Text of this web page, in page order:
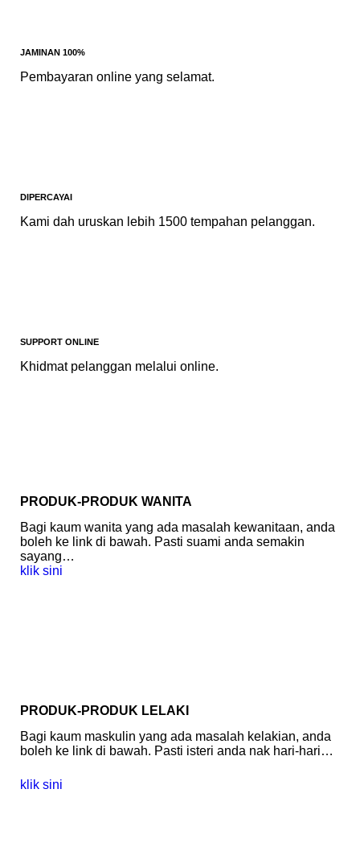
JAMINAN 100%
Pembayaran online yang selamat.
DIPERCAYAI
Kami dah uruskan lebih 1500 tempahan pelanggan.
SUPPORT ONLINE
Khidmat pelanggan melalui online.
PRODUK-PRODUK WANITA
Bagi kaum wanita yang ada masalah kewanitaan, anda
boleh ke link di bawah. Pasti suami anda semakin
sayang…
klik sini
PRODUK-PRODUK LELAKI
Bagi kaum maskulin yang ada masalah kelakian, anda
boleh ke link di bawah. Pasti isteri anda nak hari-hari…
klik sini